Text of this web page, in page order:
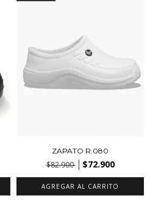
ZAPATO R.080
$82.900 $72.900
AGREGAR AL CARRITO